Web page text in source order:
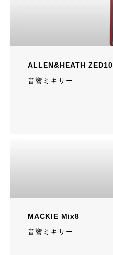
ALLEN&HEATH ZED10
音響ミキサー
MACKIE Mix8
音響ミキサー